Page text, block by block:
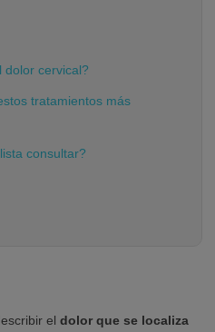
dolor cervical?
tratamientos más
consultar?
el dolor que se localiza